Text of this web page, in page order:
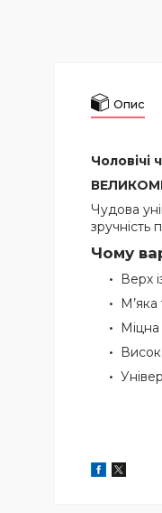
Опис
Чоловічі
Чудова
зручність
Чому
Верх